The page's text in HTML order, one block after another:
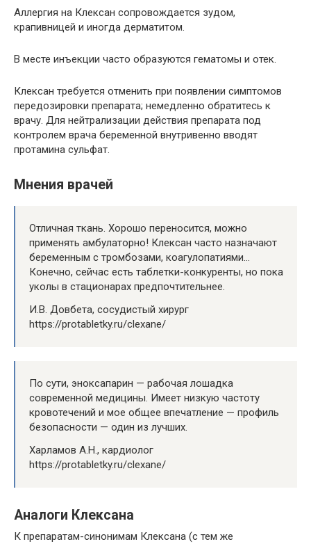
Аллергия на Клексан сопровождается зудом,
крапивницей и иногда дерматитом.
В месте инъекции часто образуются гематомы и отек.
Клексан требуется отменить при появлении симптомов
передозировки препарата; немедленно обратитесь к
врачу. Для нейтрализации действия препарата под
контролем врача беременной внутривенно вводят
протамина сульфат.
Мнения врачей
Отличная ткань. Хорошо переносится, можно
применять амбулаторно! Клексан часто назначают
беременным с тромбозами, коагулопатиями…
Конечно, сейчас есть таблетки-конкуренты, но пока
уколы в стационарах предпочтительнее.
И.В. Довбета, сосудистый хирург
https://protabletky.ru/clexane/
По сути, эноксапарин — рабочая лошадка
современной медицины. Имеет низкую частоту
кровотечений и мое общее впечатление — профиль
безопасности — один из лучших.
Харламов А.Н., кардиолог
https://protabletky.ru/clexane/
Аналоги Клексана
К препаратам-синонимам Клексана (с тем же